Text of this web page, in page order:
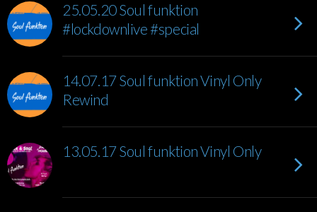
25.05.20 Soul funktion
#lockdownlive #special
14.07.17 Soul funktion Vinyl Only
Rewind
13.05.17 Soul funktion Vinyl Only